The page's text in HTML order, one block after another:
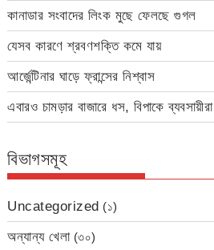
কানাডার সংবাদের লিংক মুছে ফেলছে গুগল
যেসব কারণে শ্রবণশক্তি কমে যায়
আর্জেন্টিনার ঘাড়ে ফ্রান্সের নিশ্বাস
এবারও চামড়ার বাজারে ধস, বিপাকে ব্যবসায়ীরা
বিভাগসমূহ
Uncategorized (১)
অন্যান্য খেলা(৩০)